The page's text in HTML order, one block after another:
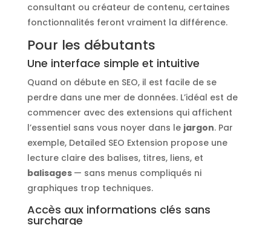
consultant ou créateur de contenu, certaines
fonctionnalités feront vraiment la différence.
Pour les débutants
Une interface simple et intuitive
Quand on débute en SEO, il est facile de se
perdre dans une mer de données. L’idéal est de
commencer avec des extensions qui affichent
l’essentiel sans vous noyer dans le jargon. Par
exemple, Detailed SEO Extension propose une
lecture claire des balises, titres, liens, et
balisages — sans menus compliqués ni
graphiques trop techniques.
Accès aux informations clés sans
surcharge